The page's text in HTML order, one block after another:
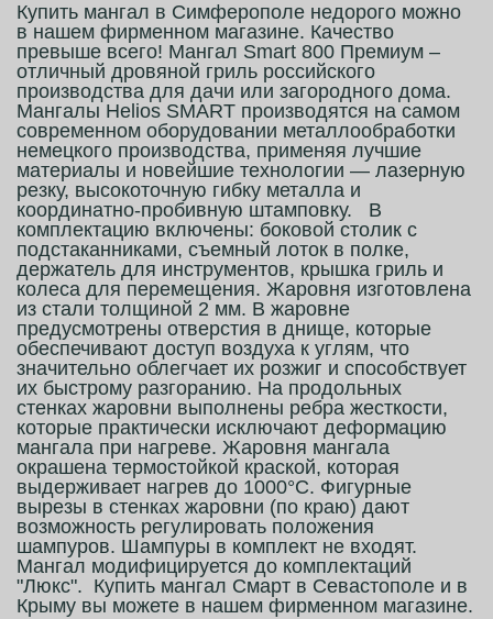
Купить мангал в Симферополе недорого можно
в нашем фирменном магазине. Качество
превыше всего! Мангал Smart 800 Премиум –
отличный дровяной гриль российского
производства для дачи или загородного дома.
Мангалы Helios SMART производятся на самом
современном оборудовании металлообработки
немецкого производства, применяя лучшие
материалы и новейшие технологии — лазерную
резку, высокоточную гибку металла и
координатно-пробивную штамповку. В
комплектацию включены: боковой столик с
подстаканниками, съемный лоток в полке,
держатель для инструментов, крышка гриль и
колеса для перемещения. Жаровня изготовлена
из стали толщиной 2 мм. В жаровне
предусмотрены отверстия в днище, которые
обеспечивают доступ воздуха к углям, что
значительно облегчает их розжиг и способствует
их быстрому разгоранию. На продольных
стенках жаровни выполнены ребра жесткости,
которые практически исключают деформацию
мангала при нагреве. Жаровня мангала
окрашена термостойкой краской, которая
выдерживает нагрев до 1000°С. Фигурные
вырезы в стенках жаровни (по краю) дают
возможность регулировать положения
шампуров. Шампуры в комплект не входят.
Мангал модифицируется до комплектаций
"Люкс". Купить мангал Смарт в Севастополе и в
Крыму вы можете в нашем фирменном магазине.